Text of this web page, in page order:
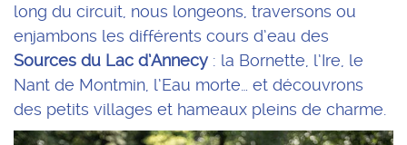
long du circuit, nous longeons, traversons ou
enjambons les différents cours d’eau des
Sources du Lac d’Annecy : la Bornette, l’Ire, le
Nant de Montmin, l’Eau morte… et découvrons
des petits villages et hameaux pleins de charme.